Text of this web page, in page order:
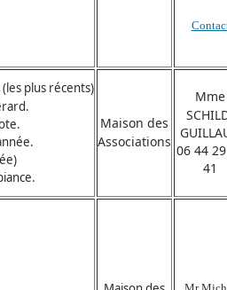
plus récents)
Maison des
Associations
Mme
06 44
41